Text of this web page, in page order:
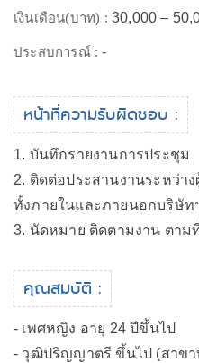
เงินเดือน(บาท) : 30,000 –
ประสบการณ์ :-
หน้าที่ความรับผิดชอบ :
1. บันทึกรายงานการประชุม
2. ติดต่อประสานงานระหว่า
ทั้งภายในและภายนอกบริษัท
3. นัดหมาย ติดตามงาน ตาม
คุณสมบัติ :
- เพศหญิง อายุ 24 ปีขึ้นไป
- วุฒิปริญญาตรี ขึ้นไป (สาขา